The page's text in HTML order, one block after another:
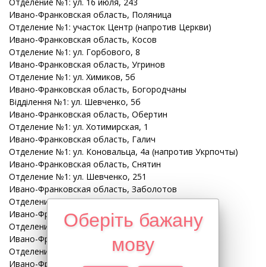
Оберіть бажану
мову
Ивано-Франковская область, Поляница
Отделение №1: участок Центр (напротив Церкви)
Ивано-Франковская область, Косов
Отделение №1: ул. Горбового, 8
Ивано-Франковская область, Угринов
Отделение №1: ул. Химиков, 5б
Ивано-Франковская область, Богородчаны
Відділення №1: ул. Шевченко, 5б
Ивано-Франковская область, Обертин
Отделение №1: ул. Хотимирская, 1
Ивано-Франковская область, Галич
Отделение №1: ул. Коновальца, 4а (напротив Укрпочты)
Ивано-Франковская область, Снятин
Отделение №1: ул. Шевченко, 251
Ивано-Франковская область, Заболотов
Отделение №1: ул. М. Грушевского, 3
Ивано-Франковскаяобласть , Рогатин
Отделение № 1: ул. Галицкая, 50с
Ивано-Франковская
область, Перегинское
Отделение №1: ул. Сечевых Стрельцов, 26
Ивано-Франковскаяобласть, Брошнев-Осада